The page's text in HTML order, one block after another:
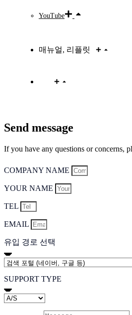
YouTube
매뉴얼, 리플릿
Send message
If you have any questions or concerns,
COMPANY NAME
YOUR NAME
TEL
EMAIL
유입 경로 선택
SUPPORT TYPE